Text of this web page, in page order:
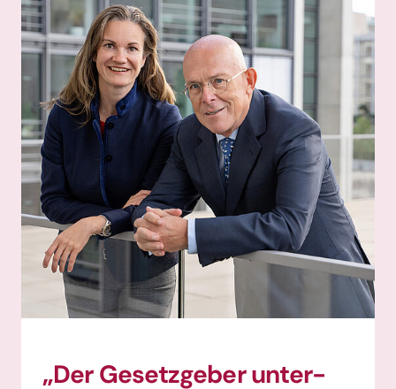
„Der Gesetz­geber unter­